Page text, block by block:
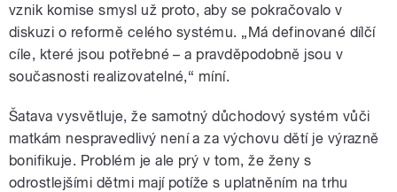
vznik komise smysl už proto, aby se pokračovalo v
diskuzi o reformě celého systému. „Má definované dílčí
cíle, které jsou potřebné – a pravděpodobně jsou v
současnosti realizovatelné,“ míní.
Šatava vysvětluje, že samotný důchodový systém vůči
matkám nespravedlivý není a za výchovu dětí je výrazně
bonifikuje. Problém je ale prý v tom, že ženy s
odrostlejšími dětmi mají potíže s uplatněním na trhu